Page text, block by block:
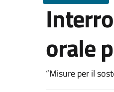
orale
“Misure per il